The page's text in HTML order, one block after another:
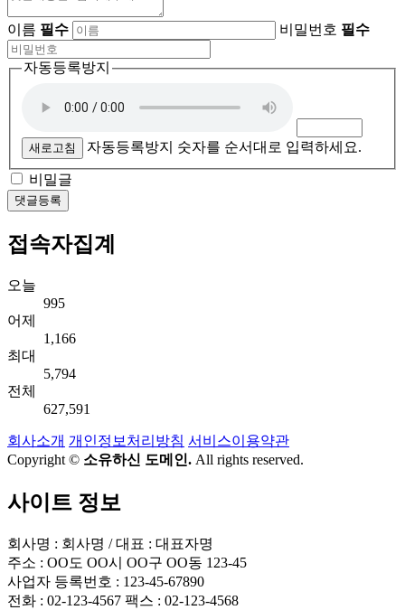
이름 필수 비밀번호 필수
자동등록방지
새로고침 자동등록방지 숫자를 순서대로 입력하세요.
비밀글
댓글등록
접속자집계
오늘
995
어제
1,166
최대
5,794
전체
627,591
회사소개 개인정보처리방침 서비스이용약관
Copyright © 소유하신 도메인. All rights reserved.
사이트 정보
회사명 : 회사명 / 대표 : 대표자명
주소 : OO도 OO시 OO구 OO동 123-45
사업자 등록번호 : 123-45-67890
전화 : 02-123-4567 팩스 : 02-123-4568